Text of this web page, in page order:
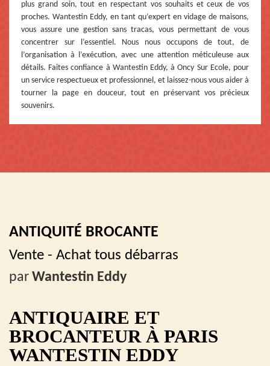
plus grand soin, tout en respectant vos souhaits et ceux de vos
proches. Wantestin Eddy, en tant qu’expert en vidage de maisons,
vous assure une gestion sans tracas, vous permettant de vous
concentrer sur l’essentiel. Nous nous occupons de tout, de
l’organisation à l’exécution, avec une attention méticuleuse aux
détails. Faites confiance à Wantestin Eddy, à Oncy Sur Ecole, pour
un service respectueux et professionnel, et laissez-nous vous aider à
tourner la page en douceur, tout en préservant vos précieux
souvenirs.
ANTIQUITÉ BROCANTE
Vente - Achat tous débarras
par Wantestin Eddy
ANTIQUAIRE ET
BROCANTEUR À PARIS
WANTESTIN EDDY